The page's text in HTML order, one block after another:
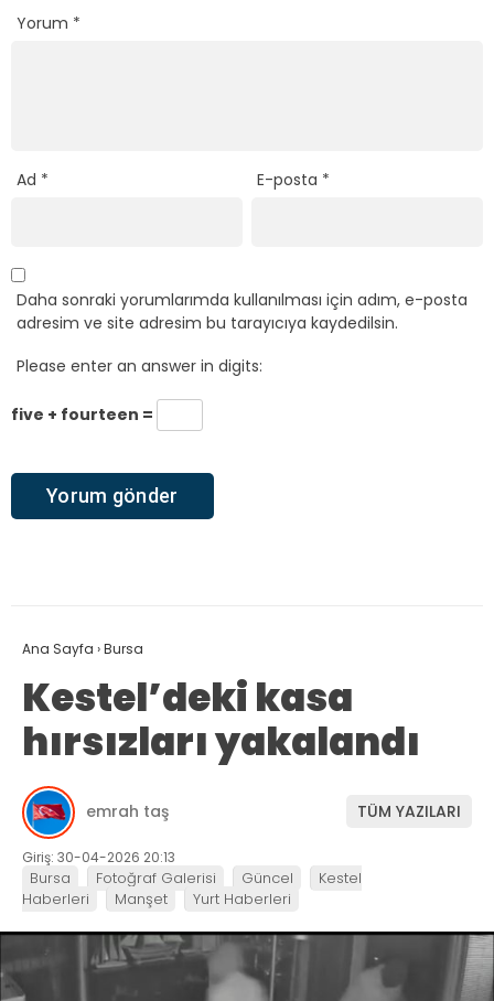
Yorum *
Ad * E-posta *
Daha sonraki yorumlarımda kullanılması için adım, e-posta
adresim ve site adresim bu tarayıcıya kaydedilsin.
Please enter an answer in digits:
five + fourteen =
Ana Sayfa ›Bursa
Kestel’deki kasa
hırsızları yakalandı
emrah taş TÜM YAZILARI
Giriş: 30-04-2026 20:13
Bursa Fotoğraf Galerisi Güncel
Kestel
Haberleri
Manşet Yurt Haberleri